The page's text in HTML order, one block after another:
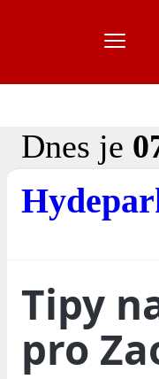
Dnes je
Tipy
pro